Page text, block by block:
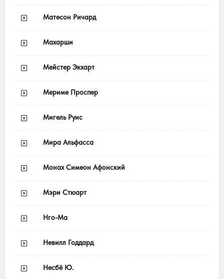
Матесон Ричард
Махарши
Мейстер Экхарт
Мериме Проспер
Мигель Руис
Мира Альфасса
Монах Симеон Афонский
Мэри Стюарт
Нго-Ма
Невилл Годдард
Несбё Ю.